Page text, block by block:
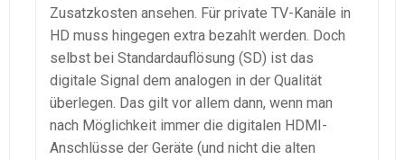
Zusatzkosten ansehen. Für private TV-Kanäle in
HD muss hingegen extra bezahlt werden. Doch
selbst bei Standardauflösung (SD) ist das
digitale Signal dem analogen in der Qualität
überlegen. Das gilt vor allem dann, wenn man
nach Möglichkeit immer die digitalen HDMI-
Anschlüsse der Geräte (und nicht die alten